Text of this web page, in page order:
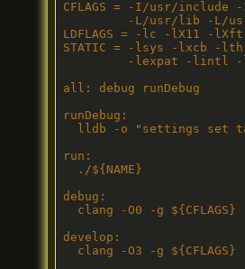
CFLAGS = -I/usr/
-L/usr/lib -L/
LDFLAGS = -lc -lX11 -lXft
STATIC = -lsys -lxcb -
-lexpat -lintl
all: debug runDebug
runDebug:
lldb -o "settings set
run:
  ./${NAME}
debug:
clang -O0 -g ${CFLAGS}
develop:
clang -O3 -g ${CFLAGS}